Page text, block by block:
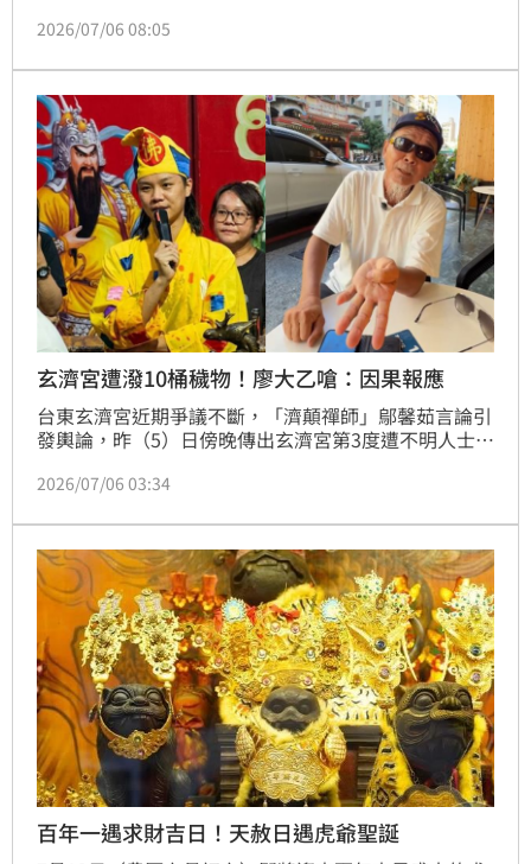
非常簡單，就是出門走一走。
2026/07/06 08:05
玄濟宮遭潑10桶穢物！廖大乙嗆：因果報應
台東玄濟宮近期爭議不斷，「濟顛禪師」鄔馨茹言論引
發輿論，昨（5）日傍晚傳出玄濟宮第3度遭不明人士
男子。對此，民俗專家廖大乙怒轟，玄濟宮主事者自稱
生，今日遭此惡果，完全是「因果報應」，呼籲「尬
電」道歉懺悔並盡快就醫。
2026/07/06 03:34
百年一遇求財吉日！天赦日遇虎爺聖誕